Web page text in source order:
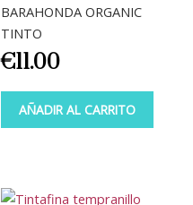
BARAHONDA ORGANIC
TINTO
€11.00
AÑADIR AL CARRITO